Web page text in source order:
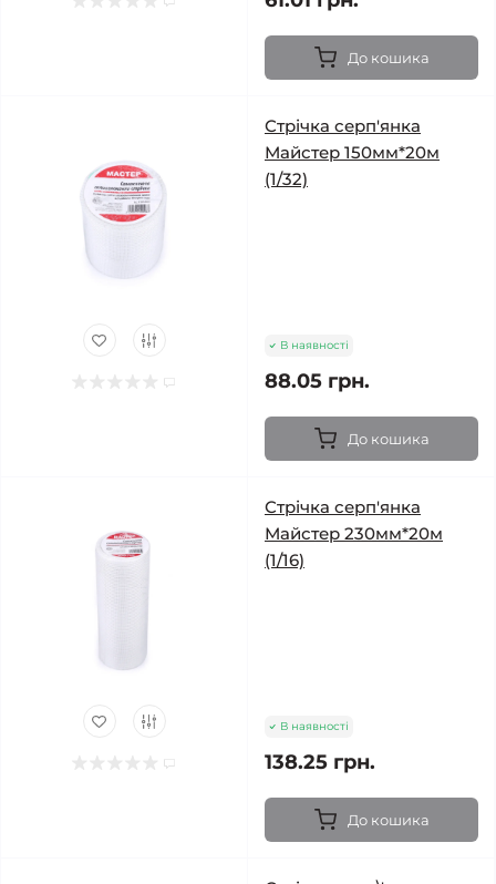
До кошика
Стрічка серп'янка
Майстер 150мм*20м
(1/32)
В наявності
88.05 грн.
До кошика
Стрічка серп'янка
Майстер 230мм*20м
(1/16)
В наявності
138.25 грн.
До кошика